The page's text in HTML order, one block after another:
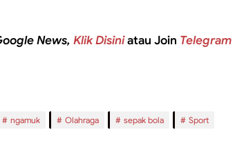
News, Klik Disiniatau Join Telegram
ngamuk Olahraga sepak bola
Sport